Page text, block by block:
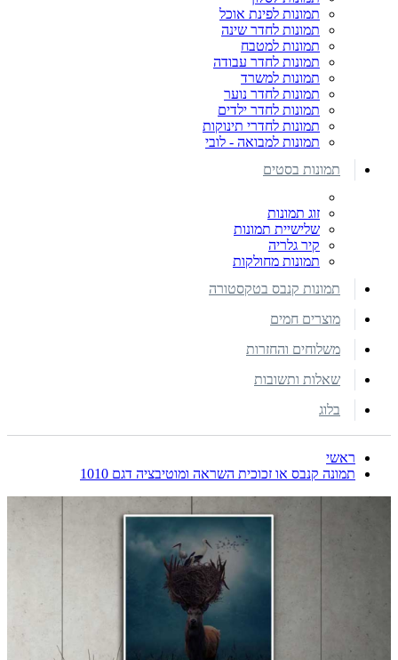
תמונות לפינת אוכל
תמונות לחדר שינה
תמונות למטבח
תמונות לחדר עבודה
תמונות למשרד
תמונות לחדר נוער
תמונות לחדר ילדים
תמונות לחדרי תינוקות
תמונות למבואה - לובי
תמונות בסטים
זוג תמונות
שלישיית תמונות
קיר גלריה
תמונות מחולקות
תמונות קנבס בטקסטורה
מוצרים חמים
משלוחים והחזרות
שאלות ותשובות
בלוג
ראשי
תמונה קנבס או זכוכית השראה ומוטיבציה דגם 1010